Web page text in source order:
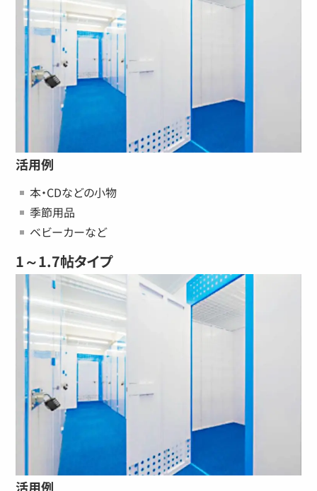
活用例
本・CDなどの小物
季節用品
ベビーカーなど
1～1.7帖タイプ
活用例